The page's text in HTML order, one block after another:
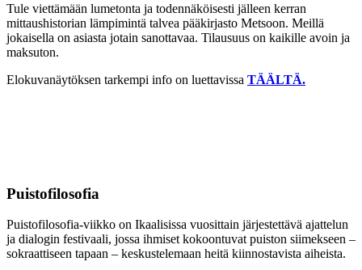
Tule viettämään lumetonta ja todennäköisesti jälleen kerran
mittaushistorian lämpimintä talvea pääkirjasto Metsoon. Meillä
jokaisella on asiasta jotain sanottavaa. Tilausuus on kaikille avoin ja
maksuton.
Elokuvanäytöksen tarkempi info on luettavissa TÄÄLTÄ.
Puistofilosofia
Puistofilosofia-viikko on Ikaalisissa vuosittain järjestettävä ajattelun
ja dialogin festivaali, jossa ihmiset kokoontuvat puiston siimekseen –
sokraattiseen tapaan – keskustelemaan heitä kiinnostavista aiheista.